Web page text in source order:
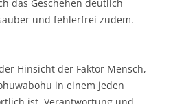
das Geschehen deutlich
und fehlerfrei zudem.
Hinsicht der Faktor Mensch,
in einem jeden